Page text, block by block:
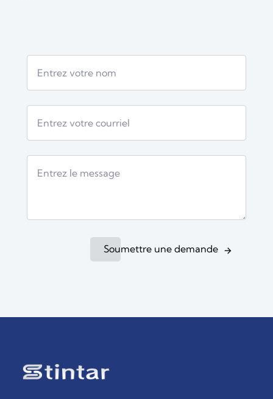
Soumettre une demande